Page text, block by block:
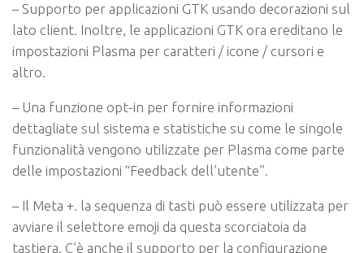
– Supporto per applicazioni GTK usando decorazioni sul
lato client. Inoltre, le applicazioni GTK ora ereditano le
impostazioni Plasma per caratteri / icone / cursori e
altro.
– Una funzione opt-in per fornire informazioni
dettagliate sul sistema e statistiche su come le singole
funzionalità vengono utilizzate per Plasma come parte
delle impostazioni “Feedback dell’utente”.
– Il Meta +. la sequenza di tasti può essere utilizzata per
avviare il selettore emoji da questa scorciatoia da
tastiera. C’è anche il supporto per la configurazione